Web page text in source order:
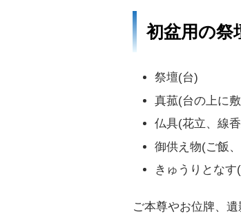
初盆用の祭
祭壇(台)
真菰(台の上に
仏具(花立、線
御供え物(ご飯
きゅうりとなす
ご本尊やお位牌、